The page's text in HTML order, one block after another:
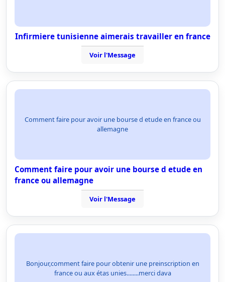
Infirmiere tunisienne aimerais travailler en france
Voir l'Message
Comment faire pour avoir une bourse d etude en france ou
allemagne
Comment faire pour avoir une bourse d etude en
france ou allemagne
Voir l'Message
Bonjour,comment faire pour obtenir une preinscription en
france ou aux étas unies........merci dava